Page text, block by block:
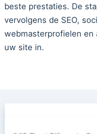
beste prestaties. De
vervolgens de SEO,
webmasterprofielen en
uw site in.